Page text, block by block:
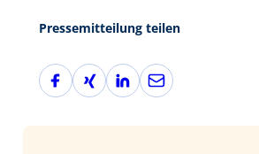
Pressemitteilung teilen
F
a
X
i
L
i
E
-